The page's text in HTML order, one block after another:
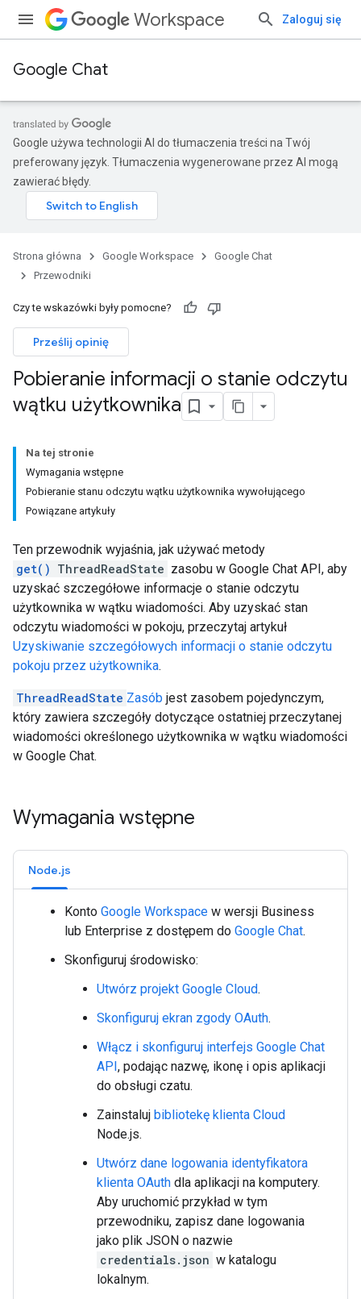
Workspace Zaloguj się
Google Chat
Google używa technologii AI do tłumaczenia treści na Twój
preferowany język. Tłumaczenia wygenerowane przez AI mogą
zawierać błędy.
Strona główna Google Workspace
Google Chat
Przewodniki
Czy te wskazówki były pomocne?
Prześlij opinię
Pobieranie informacji o stanie odczytu
wątku użytkownika
Na tej stronie
Wymagania wstępne
Pobieranie stanu odczytu wątku użytkownika wywołującego
Powiązane artykuły
Ten przewodnik wyjaśnia, jak używać metody
get() ThreadReadState zasobu w Google Chat API, aby
uzyskać szczegółowe informacje o stanie odczytu
użytkownika w wątku wiadomości. Aby uzyskać stan
odczytu wiadomości w pokoju, przeczytaj artykuł
Uzyskiwanie szczegółowych informacji o stanie odczytu
pokoju przez użytkownika.
ThreadReadState Zasób jest zasobem pojedynczym,
który zawiera szczegóły dotyczące ostatniej przeczytanej
wiadomości określonego użytkownika w wątku wiadomości
w Google Chat.
Wymagania wstępne
Node.js
Konto Google Workspace w wersji Business
lub Enterprise z dostępem do Google Chat.
Skonfiguruj środowisko:
Utwórz projekt Google Cloud.
Skonfiguruj ekran zgody OAuth.
Włącz i skonfiguruj interfejs Google Chat
API, podając nazwę, ikonę i opis aplikacji
do obsługi czatu.
Zainstaluj bibliotekę klienta Cloud
Node.js.
Utwórz dane logowania identyfikatora
klienta OAuth dla aplikacji na komputery.
Aby uruchomić przykład w tym
przewodniku, zapisz dane logowania
jako plik JSON o nazwie
credentials.json w katalogu
lokalnym.